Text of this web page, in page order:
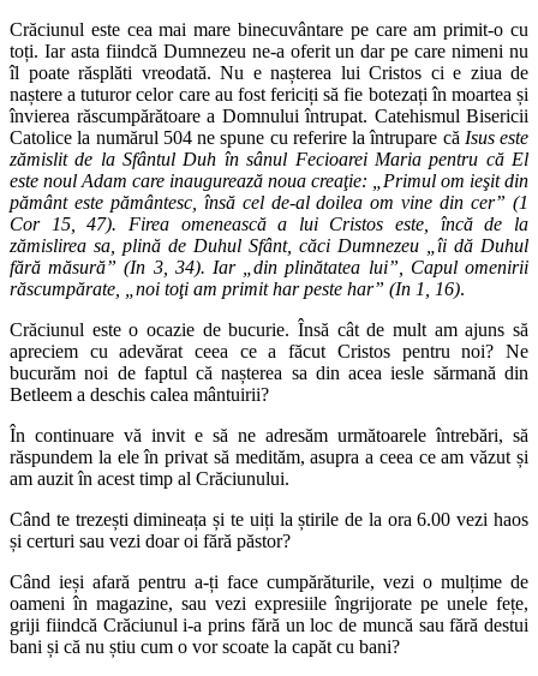
Crăciunul este cea mai mare binecuvântare pe care am primit-o cu
toți. Iar asta fiindcă Dumnezeu ne-a oferit un dar pe care nimeni nu
îl poate răsplăti vreodată. Nu e nașterea lui Cristos ci e ziua de
naștere a tuturor celor care au fost fericiți să fie botezați în moartea și
învierea răscumpărătoare a Domnului întrupat. Catehismul Bisericii
Catolice la numărul 504 ne spune cu referire la întrupare că Isus este
zămislit de la Sfântul Duh în sânul Fecioarei Maria pentru că El
este noul Adam care inaugurează noua creaţie: „Primul om ieşit din
pământ este pământesc, însă cel de-al doilea om vine din cer” (1
Cor 15, 47). Firea omenească a lui Cristos este, încă de la
zămislirea sa, plină de Duhul Sfânt, căci Dumnezeu „îi dă Duhul
fără măsură” (In 3, 34). Iar „din plinătatea lui”, Capul omenirii
răscumpărate, „noi toţi am primit har peste har” (In 1, 16).
Crăciunul este o ocazie de bucurie. Însă cât de mult am ajuns să
apreciem cu adevărat ceea ce a făcut Cristos pentru noi? Ne
bucurăm noi de faptul că nașterea sa din acea iesle sărmană din
Betleem a deschis calea mântuirii?
În continuare vă invit e să ne adresăm următoarele întrebări, să
răspundem la ele în privat să medităm, asupra a ceea ce am văzut și
am auzit în acest timp al Crăciunului.
Când te trezești dimineața și te uiți la știrile de la ora 6.00 vezi haos
și certuri sau vezi doar oi fără păstor?
Când ieși afară pentru a-ți face cumpărăturile, vezi o mulțime de
oameni în magazine, sau vezi expresiile îngrijorate pe unele fețe,
griji fiindcă Crăciunul i-a prins fără un loc de muncă sau fără destui
bani și că nu știu cum o vor scoate la capăt cu bani?